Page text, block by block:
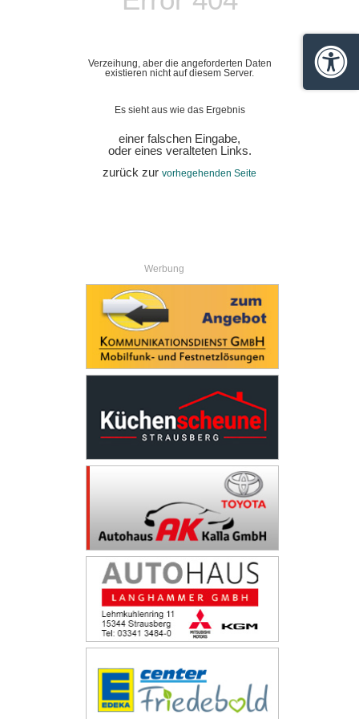
Verzeihung, aber die angeforderten Daten
existieren nicht auf diesem Server.
Es sieht aus wie das Ergebnis
einer falschen Eingabe,
oder eines veralteten Links.
zurück zur vorhegehenden Seite
Werbung